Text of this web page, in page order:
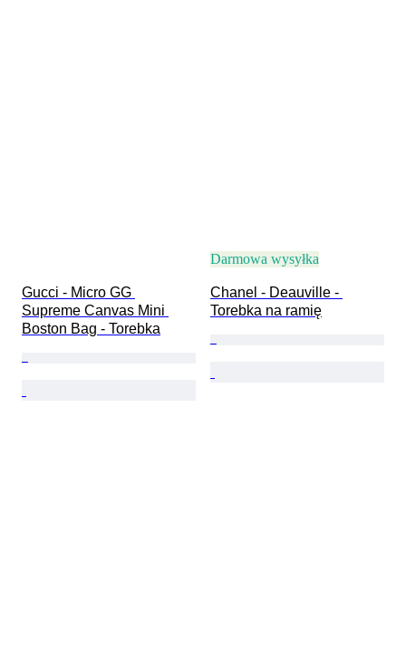
Gucci - Micro GG
Supreme Canvas Mini
Boston Bag - Torebka
Darmowa wysyłka
Chanel - Deauville -
Torebka na ramię